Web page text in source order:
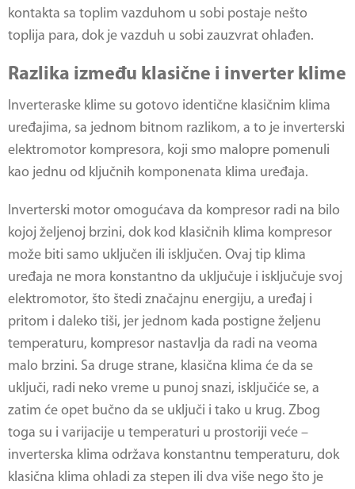
kontakta sa toplim vazduhom u sobi postaje nešto
toplija para, dok je vazduh u sobi zauzvrat ohlađen.
Razlika između klasične i inverter klime
Inverteraske klime su gotovo identične klasičnim klima
uređajima, sa jednom bitnom razlikom, a to je inverterski
elektromotor kompresora, koji smo malopre pomenuli
kao jednu od ključnih komponenata klima uređaja.
Inverterski motor omogućava da kompresor radi na bilo
kojoj željenoj brzini, dok kod klasičnih klima kompresor
može biti samo uključen ili isključen. Ovaj tip klima
uređaja ne mora konstantno da uključuje i isključuje svoj
elektromotor, što štedi značajnu energiju, a uređaj i
pritom i daleko tiši, jer jednom kada postigne željenu
temperaturu, kompresor nastavlja da radi na veoma
malo brzini. Sa druge strane, klasična klima će da se
uključi, radi neko vreme u punoj snazi, isključiće se, a
zatim će opet bučno da se uključi i tako u krug. Zbog
toga su i varijacije u temperaturi u prostoriji veće –
inverterska klima održava konstantnu temperaturu, dok
klasična klima ohladi za stepen ili dva više nego što je